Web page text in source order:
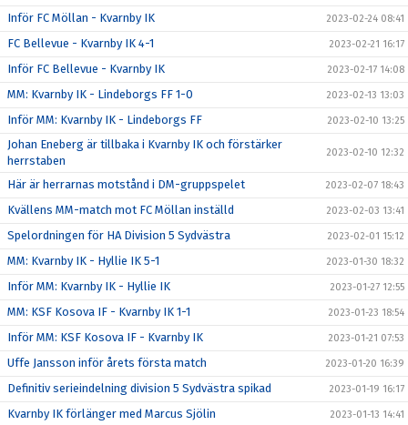
Inför FC Möllan - Kvarnby IK 2023-02-24 08:41
FC Bellevue - Kvarnby IK 4-1 2023-02-21 16:17
Inför FC Bellevue - Kvarnby IK 2023-02-17 14:08
MM: Kvarnby IK - Lindeborgs FF 1-0 2023-02-13 13:03
Inför MM: Kvarnby IK - Lindeborgs FF 2023-02-10 13:25
Johan Eneberg är tillbaka i Kvarnby IK och förstärker
herrstaben
2023-02-10 12:32
Här är herrarnas motstånd i DM-gruppspelet 2023-02-07 18:43
Kvällens MM-match mot FC Möllan inställd 2023-02-03 13:41
Spelordningen för HA Division 5 Sydvästra 2023-02-01 15:12
MM: Kvarnby IK - Hyllie IK 5-1 2023-01-30 18:32
Inför MM: Kvarnby IK - Hyllie IK 2023-01-27 12:55
MM: KSF Kosova IF - Kvarnby IK 1-1 2023-01-23 18:54
Inför MM: KSF Kosova IF - Kvarnby IK 2023-01-21 07:53
Uffe Jansson inför årets första match 2023-01-20 16:39
Definitiv serieindelning division 5 Sydvästra spikad 2023-01-19 16:17
Kvarnby IK förlänger med Marcus Sjölin 2023-01-13 14:41